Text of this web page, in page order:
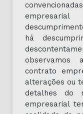
há
contrato
alterações ou
detalhes do
empresarial